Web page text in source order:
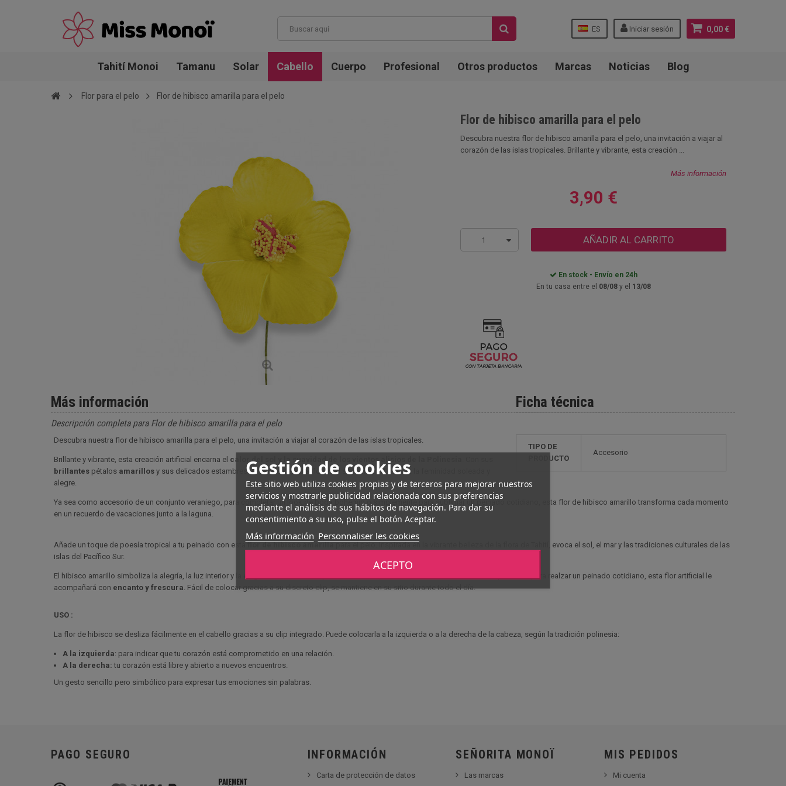
0,00 €
Iniciar sesión
ES
Gestión de cookies
Este sitio web utiliza cookies propias y de terceros para mejorar nuestros
servicios y mostrarle publicidad relacionada con sus preferencias
mediante el análisis de sus hábitos de navegación. Para dar su
consentimiento a su uso, pulse el botón Aceptar.
Más información Personnaliser les cookies
ACEPTO
Tahití Monoi Tamanu Solar Cabello Cuerpo Profesional Otros productos Marcas Noticias Blog
Flor para el pelo Flor de hibisco amarilla para el pelo
Flor de hibisco amarilla para el pelo
Descubra nuestra flor de hibisco amarilla para el pelo, una invitación a viajar al
corazón de las islas tropicales. Brillante y vibrante, esta creación ...
Más información
3,90 €
1 AÑADIR AL CARRITO
En stock - Envío en 24h
En tu casa entre el 08/08y el 13/08
Ficha técnica
TIPO DE
PRODUCTO
Accesorio
Más información
Descripción completa para Flor de hibisco amarilla para el pelo
Descubra nuestra flor de hibisco amarilla para el pelo, una invitación a viajar al corazón de las islas tropicales.
Brillante y vibrante, esta creación artificial encarna el calor del sol y la suavidad de los vientos alisios de la Polinesia
brillantes pétalos amarillos y sus delicados estambres en contraste, esta flor es el símbolo perfecto de la feminidad soleada y
alegre.
Ya sea como accesorio de un conjunto veraniego, para completar un look de boda bohemio o simplemente para sublimar un peinado cotidiano, esta flor de hibisco amarillo transforma cada momento
en un recuerdo de vacaciones junto a la laguna.
Añade un toque de poesía tropical a tu peinado con estaflor de hibisco amarillapara el pelo. Inspirada en la vibrante belleza de la flora de Tahití, evoca el sol, el mar y las tradiciones culturales de las
islas del Pacífico Sur.
El hibisco amarillo simboliza la alegría, la luz interior y la elegancia natural. Ideal para ceremonias, eventos de temática exótica o simplemente para realzar un peinado cotidiano, esta flor artificial le
acompañará con encanto y frescura. Fácil de colocar gracias a su discreto clip, se mantiene en su sitio durante todo el día.
USO :
La flor de hibisco se desliza fácilmente en el cabello gracias a su clip integrado. Puede colocarla a la izquierda o a la derecha de la cabeza, según la tradición polinesia:
A la izquierda: para indicar que tu corazón está comprometido en una relación.
A la derecha: tu corazón está libre y abierto a nuevos encuentros.
Un gesto sencillo pero simbólico para expresar tus emociones sin palabras.
PAGO SEGURO INFORMACIÓN
Carta de protección de datos
SEÑORITA MONOÏ
Las marcas
MIS PEDIDOS
Mi cuenta